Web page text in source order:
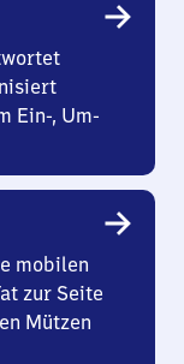
Ein-, Um-
mobilen
zur Seite
Mützen